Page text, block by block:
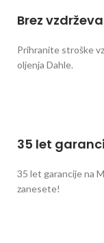
Brez
Prihranite stroške
oljenja Dahle.
35 let
35 let garancije na
zanesete!